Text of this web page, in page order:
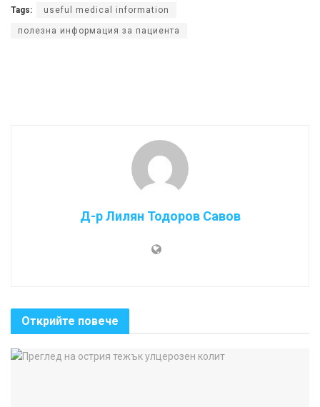
Tags: useful medical information
полезна информация за пациента
Д-р Лилян Тодоров Савов
Открийте повече